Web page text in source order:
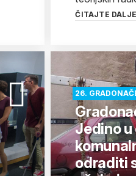
ČITAJTE DALJE
26.
Jedino u
odraditi